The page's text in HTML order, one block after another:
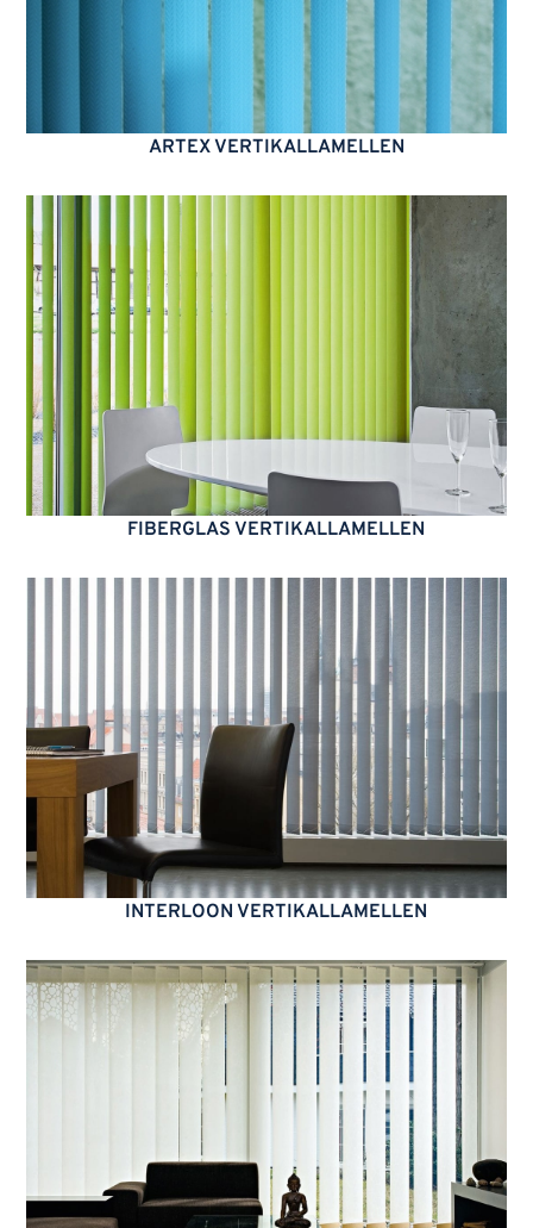
ARTEX VERTIKALLAMELLEN
FIBERGLAS VERTIKALLAMELLEN
INTERLOON VERTIKALLAMELLEN